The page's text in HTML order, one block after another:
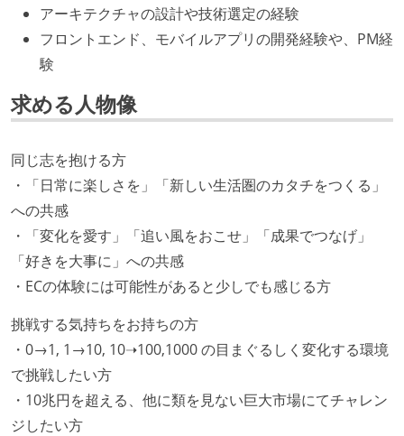
アーキテクチャの設計や技術選定の経験
フロントエンド、モバイルアプリの開発経験や、PM経
験
求める人物像
同じ志を抱ける方
・「日常に楽しさを」「新しい生活圏のカタチをつくる」
への共感
・「変化を愛す」「追い風をおこせ」「成果でつなげ」
「好きを大事に」への共感
・ECの体験には可能性があると少しでも感じる方
挑戦する気持ちをお持ちの方
・0→1, 1→10, 10➝100,1000 の目まぐるしく変化する環境
で挑戦したい方
・10兆円を超える、他に類を見ない巨大市場にてチャレン
ジしたい方